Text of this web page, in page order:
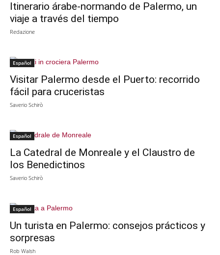
Itinerario árabe-normando de Palermo, un
viaje a través del tiempo
Redazione
Español
Visitar Palermo desde el Puerto: recorrido
fácil para cruceristas
Saverio Schirò
Español
La Catedral de Monreale y el Claustro de
los Benedictinos
Saverio Schirò
Español
Un turista en Palermo: consejos prácticos y
sorpresas
Rob Walsh